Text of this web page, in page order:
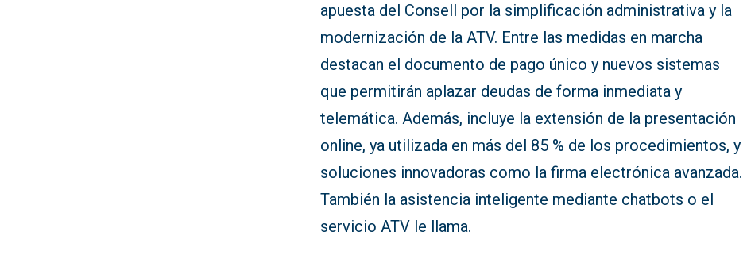
apuesta del Consell por la simplificación administrativa y la
modernización de la ATV. Entre las medidas en marcha
destacan el documento de pago único y nuevos sistemas
que permitirán aplazar deudas de forma inmediata y
telemática. Además, incluye la extensión de la presentación
online, ya utilizada en más del 85 % de los procedimientos, y
soluciones innovadoras como la firma electrónica avanzada.
También la asistencia inteligente mediante chatbots o el
servicio ATV le llama.